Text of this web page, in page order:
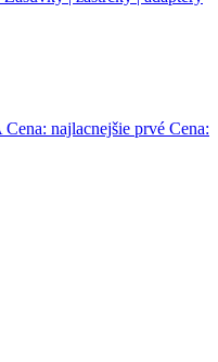
Cena: najlacnejšie prvé Cena: